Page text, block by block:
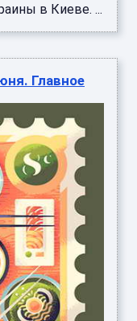
в Киеве. ...
Главное